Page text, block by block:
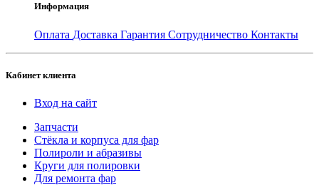
Информация
Оплата Доставка Гарантия Сотрудничество Контакты
Кабинет клиента
Вход на сайт
Запчасти
Стёкла и корпуса для фар
Полироли и абразивы
Круги для полировки
Для ремонта фар